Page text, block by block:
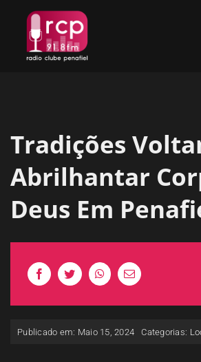
content
Tradições
Abrilhantar
Deus Em
Publicado em: Maio 15, 2024 Categorias: